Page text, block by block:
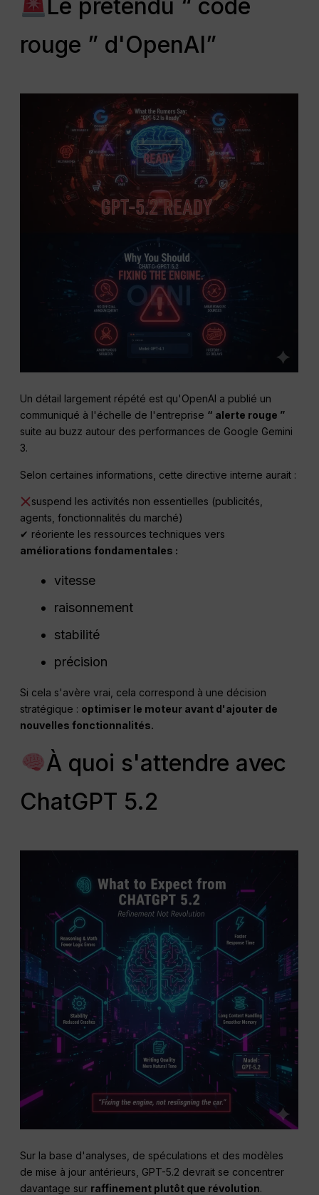
Le prétendu “ code
rouge ” d'OpenAI”
Un détail largement répété est qu'OpenAI a publié un
communiqué à l'échelle de l'entreprise “ alerte rouge ”
suite au buzz autour des performances de Google Gemini
3.
Selon certaines informations, cette directive interne aurait :
suspend les activités non essentielles (publicités,
agents, fonctionnalités du marché)
✔ réoriente les ressources techniques vers
améliorations fondamentales :
vitesse
raisonnement
stabilité
précision
Si cela s'avère vrai, cela correspond à une décision
stratégique : optimiser le moteur avant d'ajouter de
nouvelles fonctionnalités.
À quoi s'attendre avec
ChatGPT 5.2
Sur la base d'analyses, de spéculations et des modèles
de mise à jour antérieurs, GPT-5.2 devrait se concentrer
davantage sur raffinement plutôt que révolution.